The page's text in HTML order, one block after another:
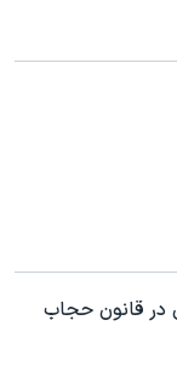
در قانون حجاب